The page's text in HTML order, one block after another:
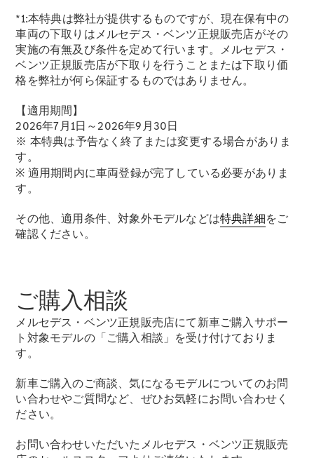
Stationwagon
CLA
Shooting
Brake
New電気
CLA
Shooting
New
C-Class
Stationwagon
C-Class All-
E-Class All-
Terrain
オンライン
ショールー
ム
*1:本特典は弊社が提供するものですが、現在保有中の
車両の下取りはメルセデス・ベンツ正規販売店がその
実施の有無及び条件を定めて行います。メルセデス・
ベンツ正規販売店が下取りを行うことまたは下取り価
格を弊社が何ら保証するものではありません。
【適用期間】
2026年7月1日～2026年9月30日
※ 本特典は予告なく終了または変更する場合がありま
す。
※ 適用期間内に車両登録が完了している必要がありま
す。
その他、適用条件、対象外モデルなどは特典詳細をご
確認ください。
ご購入相談
メルセデス・ベンツ正規販売店にて新車ご購入サポー
ト対象モデルの「ご購入相談」を受け付けておりま
す。
新車ご購入のご商談、気になるモデルについてのお問
い合わせやご質問など、ぜひお気軽にお問い合わせく
ださい。
お問い合わせいただいたメルセデス・ベンツ正規販売